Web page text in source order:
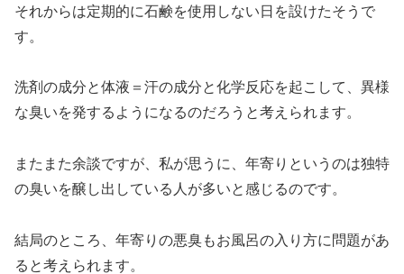
それからは定期的に石鹸を使用しない日を設けたそうで
す。
洗剤の成分と体液＝汗の成分と化学反応を起こして、異様
な臭いを発するようになるのだろうと考えられます。
またまた余談ですが、私が思うに、年寄りというのは独特
の臭いを醸し出している人が多いと感じるのです。
結局のところ、年寄りの悪臭もお風呂の入り方に問題があ
ると考えられます。